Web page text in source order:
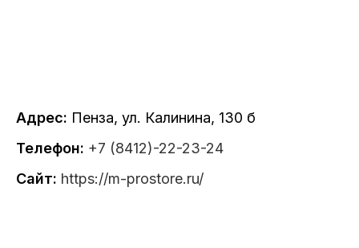
Адрес: Пенза, ул. Калинина, 130 б
Телефон: +7 (8412)-22-23-24
Сайт: https://m-prostore.ru/